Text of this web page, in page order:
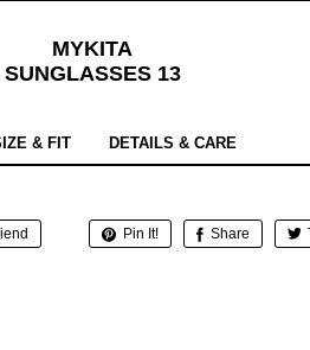
MYKITA
SUNGLASSES 13
& FIT DETAILS & CARE
Share
Pin It!